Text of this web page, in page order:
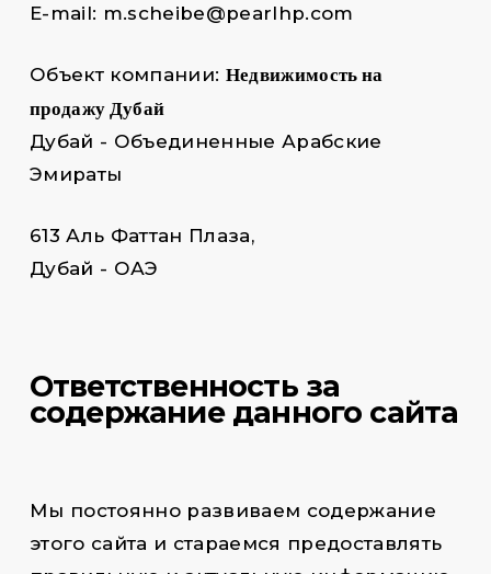
E-mail: m.scheibe@pearlhp.com
Объект компании: Недвижимость на
продажу Дубай
Дубай - Объединенные Арабские
Эмираты
613 Аль Фаттан Плаза,
Дубай - ОАЭ
Ответственность за
содержание данного сайта
Мы постоянно развиваем содержание
этого сайта и стараемся предоставлять